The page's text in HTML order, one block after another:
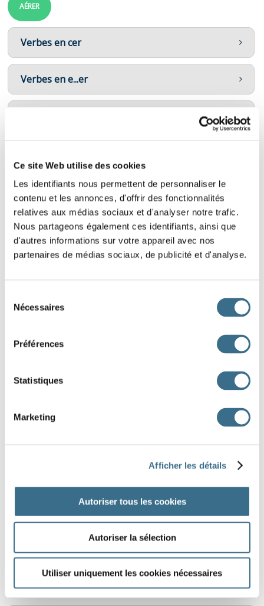
Ce site Web utilise des cookies
Les identifiants nous permettent de personnaliser le
contenu et les annonces, d'offrir des fonctionnalités
relatives aux médias sociaux et d'analyser notre trafic.
Nous partageons également ces identifiants, ainsi que
d'autres informations sur votre appareil avec nos
partenaires de médias sociaux, de publicité et d'analyse.
Nécessaires
Préférences
Statistiques
Marketing
Afficher les détails
Autoriser tous les cookies
Autoriser la sélection
Utiliser uniquement les cookies nécessaires
AÉRER
Verbes en cer
Verbes en e...er
Verbes en er
Verbes en ger
Verbes en ier
TEXTES ET PHRASES À COMPLÉTER
Dans ces phrases ou ces textes, conjugue les